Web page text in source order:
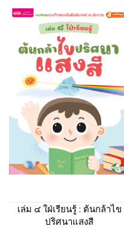
เล่ม ๔ ใฝ่เรียนรู้ : ต้นกล้าไข
ปริศนาแสงสี